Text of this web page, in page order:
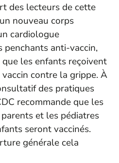
des lecteurs de cette
nouveau corps
cardiologue
penchants anti-vaccin,
les enfants reçoivent
contre la grippe. À
des pratiques
recommande que les
et les pédiatres
seront vaccinés.
générale cela